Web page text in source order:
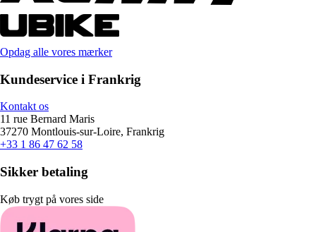
Opdag alle vores mærker
Kundeservice i Frankrig
Kontakt os
11 rue Bernard Maris
37270 Montlouis-sur-Loire, Frankrig
+33 1 86 47 62 58
Sikker betaling
Køb trygt på vores side